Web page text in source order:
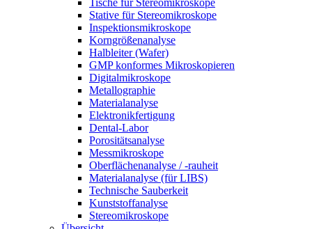
Tische für Stereomikroskope
Stative für Stereomikroskope
Inspektionsmikroskope
Korngrößenanalyse
Halbleiter (Wafer)
GMP konformes Mikroskopieren
Digitalmikroskope
Metallographie
Materialanalyse
Elektronikfertigung
Dental-Labor
Porositätsanalyse
Messmikroskope
Oberflächenanalyse / -rauheit
Materialanalyse (für LIBS)
Technische Sauberkeit
Kunststoffanalyse
Stereomikroskope